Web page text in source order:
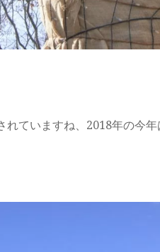
ていますね、2018年の今年